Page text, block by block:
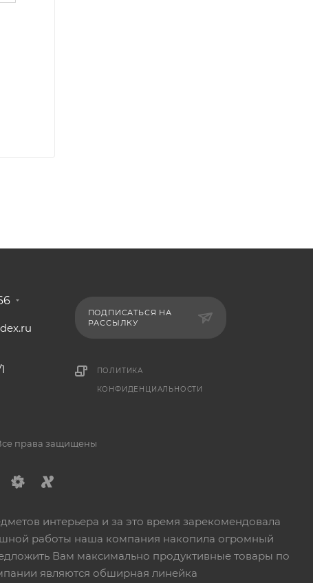
ПОДПИСАТЬСЯ НА
РАССЫЛКУ
ПОЛИТИКА
КОНФИДЕНЦИАЛЬНОСТИ
права защищены
интерьера и за это время зарекомендовала
работы наша компания накопила огромный
Вам максимально продуктивные товары по
являются обширная линейка